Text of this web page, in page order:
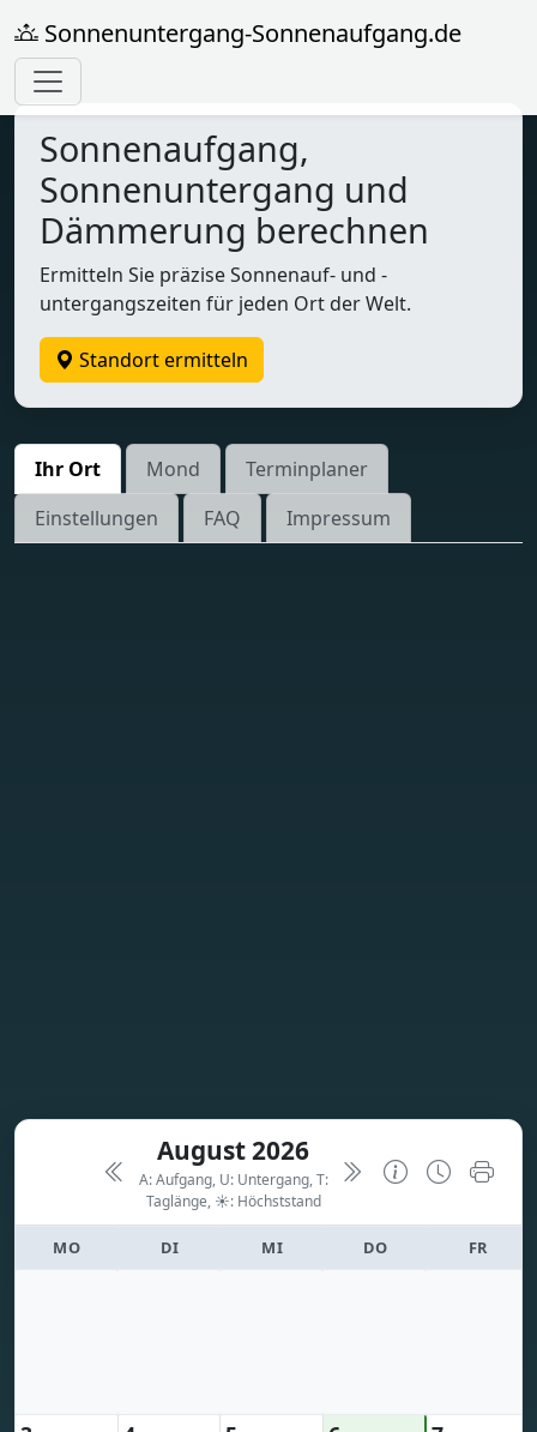
Sonnenuntergang-Sonnenaufgang.de
Sonnenaufgang,
Sonnenuntergang und
Dämmerung berechnen
Ermitteln Sie präzise Sonnenauf- und -
untergangszeiten für jeden Ort der Welt.
Standort ermitteln
Ihr Ort Mond
Terminplaner
Einstellungen
FAQ Impressum
August 2026
A: Aufgang, U: Untergang, T:
Taglänge, ☀: Höchststand
MO DI MI DO FR